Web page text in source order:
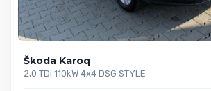
Škoda Karoq
2,0 TDi 110kW 4x4 DSG STYLE